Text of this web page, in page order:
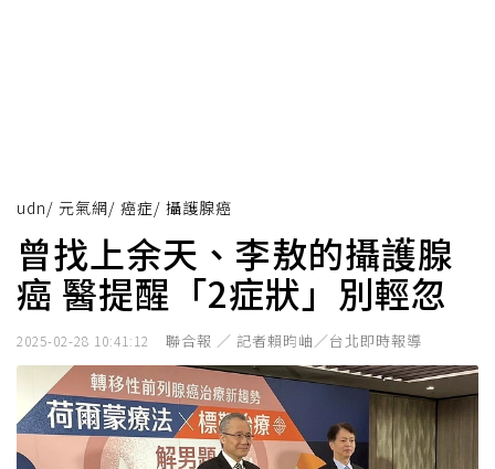
udn/ 元氣網/ 癌症/ 攝護腺癌
曾找上余天、李敖的攝護腺
癌 醫提醒「2症狀」別輕忽
2025-02-28 10:41:12 聯合報 ／ 記者賴昀岫／台北即時報導